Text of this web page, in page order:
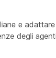
e adattare
degli